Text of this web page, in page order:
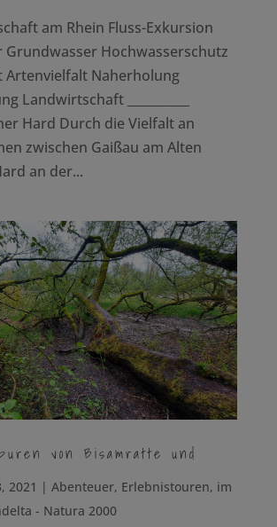
am Rhein Fluss-Exkursion
Grundwasser Hochwasserschutz
Artenvielfalt Naherholung
Landwirtschaft __________
Hard Durch die Vielfalt an
zwischen Gaißau am Alten
an der...
von Bisamratte und
2021 | Abenteuer, Erlebnistouren, im
- Natura 2000